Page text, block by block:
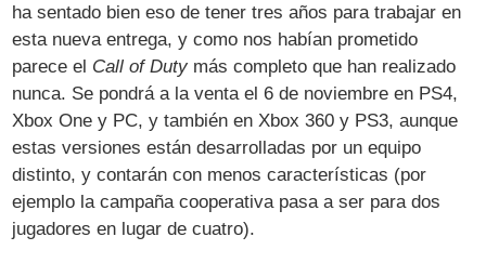
ha sentado bien eso de tener tres años para trabajar en
esta nueva entrega, y como nos habían prometido
parece el Call of Duty más completo que han realizado
nunca. Se pondrá a la venta el 6 de noviembre en PS4,
Xbox One y PC, y también en Xbox 360 y PS3, aunque
estas versiones están desarrolladas por un equipo
distinto, y contarán con menos características (por
ejemplo la campaña cooperativa pasa a ser para dos
jugadores en lugar de cuatro).